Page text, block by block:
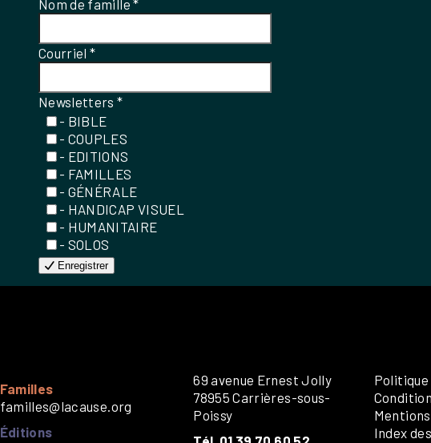
Nom de famille*
Courriel*
Newsletters*
- BIBLE
- COUPLES
- EDITIONS
- FAMILLES
- GÉNÉRALE
- HANDICAP VISUEL
- HUMANITAIRE
- SOLOS
Enregistrer
Familles
familles@lacause.org
Éditions
69 avenue Ernest Jolly
78955 Carrières-sous-
Poissy
Index